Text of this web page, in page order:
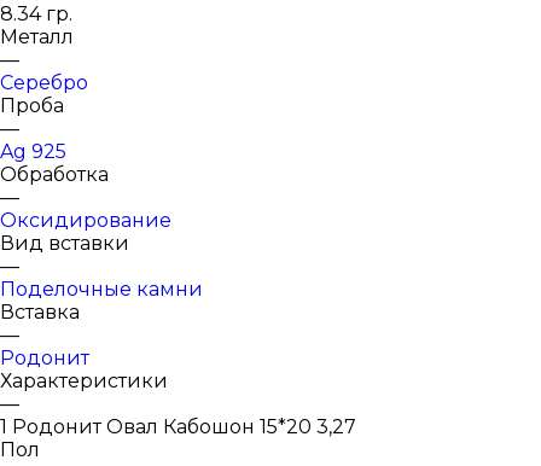
8.34 гр.
Металл
—
Серебро
Проба
—
Ag 925
Обработка
—
Оксидирование
Вид вставки
—
Поделочные камни
Вставка
—
Родонит
Характеристики
—
1 Родонит Овал Кабошон 15*20 3,27
Пол